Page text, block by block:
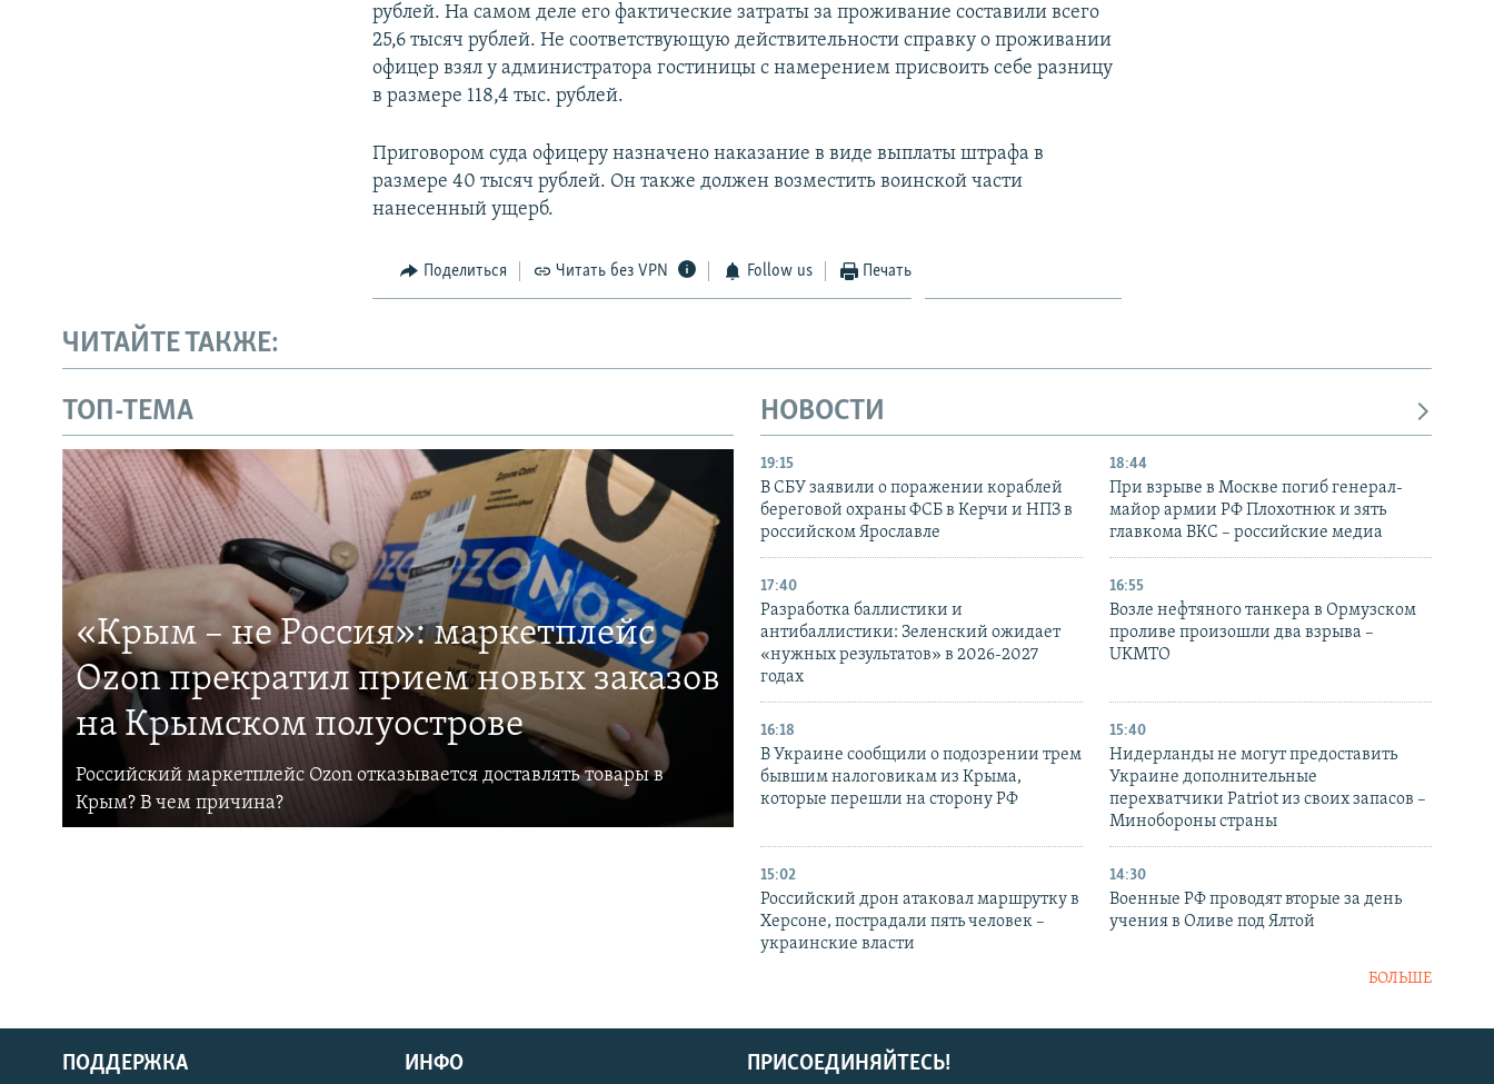
рублей. На самом деле его фактические затраты за проживание составили всего
25,6 тысяч рублей. Не соответствующую действительности справку о проживании
офицер взял у администратора гостиницы с намерением присвоить себе разницу
в размере 118,4 тыс. рублей.
Приговором суда офицеру назначено наказание в виде выплаты штрафа в
размере 40 тысяч рублей. Он также должен возместить воинской части
нанесенный ущерб.
Поделиться Читать без VPN Follow us Печать
ЧИТАЙТЕ ТАКЖЕ:
ТОП-ТЕМА
«Крым – не Россия»: маркетплейс
Ozon прекратил прием новых заказов
на Крымском полуострове
Российский маркетплейс Ozon отказывается доставлять товары в
Крым? В чем причина?
НОВОСТИ
19:15
В СБУ заявили о поражении кораблей
береговой охраны ФСБ в Керчи и НПЗ в
российском Ярославле
18:44
При взрыве в Москве погиб генерал-
майор армии РФ Плохотнюк и зять
главкома ВКС – российские медиа
17:40
Разработка баллистики и
антибаллистики: Зеленский ожидает
«нужных результатов» в 2026-2027
годах
16:55
Возле нефтяного танкера в Ормузском
проливе произошли два взрыва –
UKMTO
16:18
В Украине сообщили о подозрении трем
бывшим налоговикам из Крыма,
которые перешли на сторону РФ
15:40
Нидерланды не могут предоставить
Украине дополнительные
перехватчики Patriot из своих запасов –
Минобороны страны
15:02
Российский дрон атаковал маршрутку в
Херсоне, пострадали пять человек –
украинские власти
14:30
Военные РФ проводят вторые за день
учения в Оливе под Ялтой
БОЛЬШЕ
ПРИСОЕДИНЯЙТЕСЬ!
ПОДДЕРЖКА ИНФО